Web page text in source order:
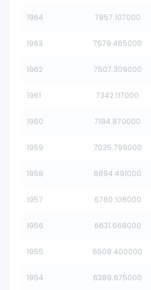
1964 7857.107000
1963 7679.465000
1962 7507.309000
1961 7342.117000
1960 7184.870000
1959 7035.799000
1958 6894.491000
1957 6760.108000
1956 6631.668000
1955 6508.400000
1954 6389.675000